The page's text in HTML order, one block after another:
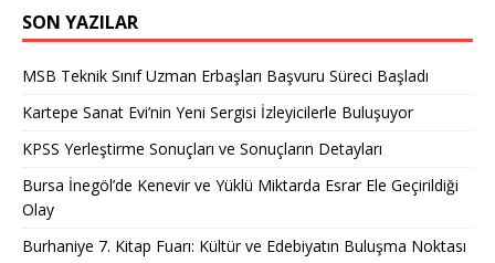
SON YAZILAR
MSB Teknik Sınıf Uzman Erbaşları Başvuru Süreci Başladı
Kartepe Sanat Evi’nin Yeni Sergisi İzleyicilerle Buluşuyor
KPSS Yerleştirme Sonuçları ve Sonuçların Detayları
Bursa İnegöl’de Kenevir ve Yüklü Miktarda Esrar Ele Geçirildiği
Olay
Burhaniye 7. Kitap Fuarı: Kültür ve Edebiyatın Buluşma Noktası